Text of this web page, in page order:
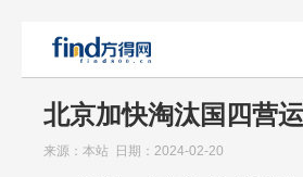
北京加快淘汰国四营
来源：本站 日期：2024-02-20